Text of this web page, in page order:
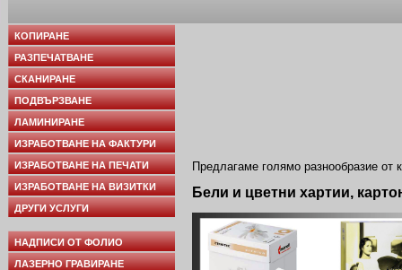
КОПИРАНЕ
РАЗПЕЧАТВАНЕ
СКАНИРАНЕ
ПОДВЪРЗВАНЕ
ЛАМИНИРАНЕ
ИЗРАБОТВАНЕ НА ФАКТУРИ
ИЗРАБОТВАНЕ НА ПЕЧАТИ
ИЗРАБОТВАНЕ НА ВИЗИТКИ
ДРУГИ УСЛУГИ
НАДПИСИ ОТ ФОЛИО
ЛАЗЕРНО ГРАВИРАНЕ
Предлагаме голямо разнообразие
Бели и цветни